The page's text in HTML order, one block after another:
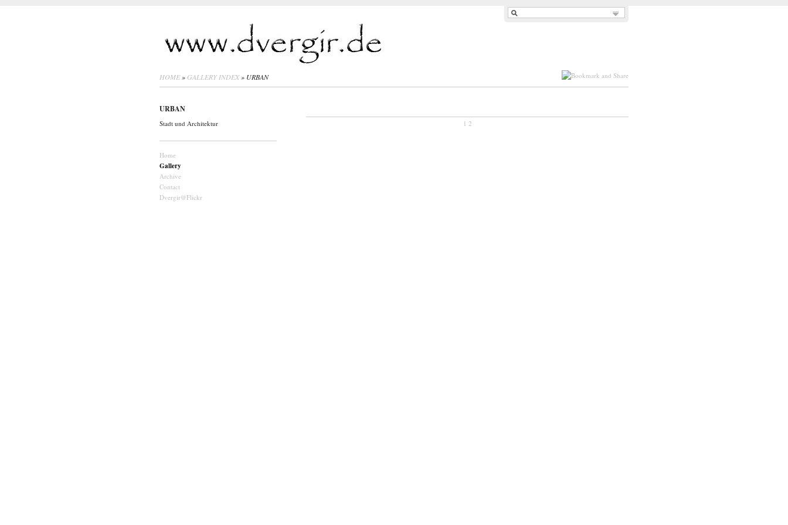
HOME» GALLERY INDEX» URBAN
1 2
URBAN
Stadt und Architektur
Home
Gallery
Archive
Contact
Dvergir@Flickr